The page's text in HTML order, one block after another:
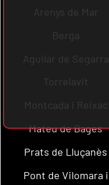
Arenys de Mar
Berga
Aguilar de Segarra
Torrelavit
Montcada i Reixac
Mateu de Bages
Prats de Lluçanès
Pont de Vilomara i